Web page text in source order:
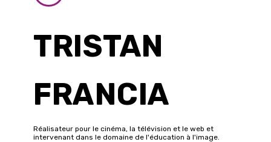
TRISTAN
FRANCIA
Réalisateur pour le cinéma, la télévision et le web et
intervenant dans le domaine de l'éducation à l'image.